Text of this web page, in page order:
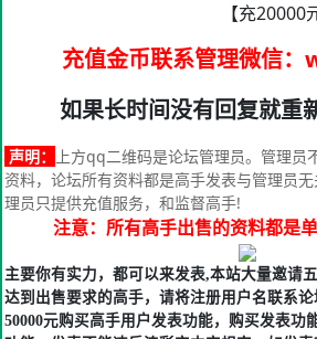
【充20000
充值金币联系管理微信：
如果长时间没有回复就重
声明：
上方qq二维码是论坛管理员。管理员
资料，论坛所有资料都是高手发表与管理员
理员只提供充值服务，和监督高手!
注意：所有高手出售的资料都是
主要你有实力，都可以来发表,本站大量邀请
达到出售要求的高手，请将注册用户名联系
50000元购买高手用户发表功能，购买发表功